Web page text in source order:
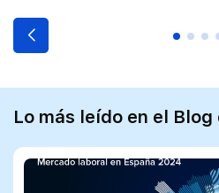
Lo más leído en el Blog